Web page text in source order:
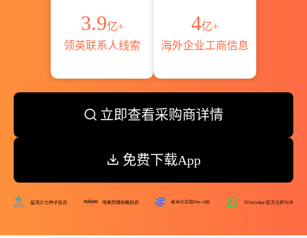
3.9亿+
领英联系人线索
4亿+
海外企业工商信息
立即查看采购商详情
免费下载App